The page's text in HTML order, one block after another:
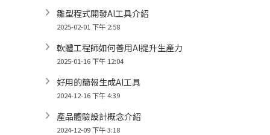
雛型程式開發AI工具介紹
2025-02-01 下午 2:58
軟體工程師如何善用AI提升生產力
2025-01-16 下午 12:04
好用的簡報生成AI工具
2024-12-16 下午 4:39
產品體驗設計概念介紹
2024-12-09 下午 3:18